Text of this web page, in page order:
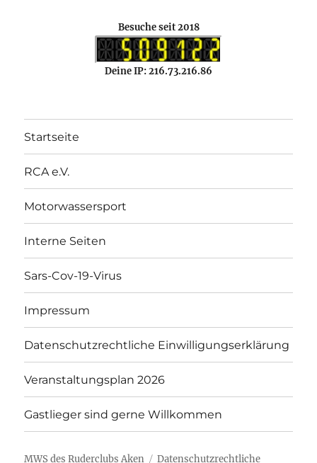
Besuche seit 2018
Deine IP: 216.73.216.86
Startseite
RCA e.V.
Motorwassersport
Interne Seiten
Sars-Cov-19-Virus
Impressum
Datenschutzrechtliche Einwilligungserklärung
Veranstaltungsplan 2026
Gastlieger sind gerne Willkommen
MWS des Ruderclubs Aken Datenschutzrechtliche